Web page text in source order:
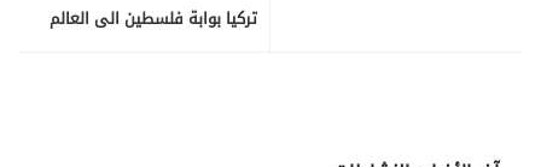
تركيا بوابة فلسطين الى العالم